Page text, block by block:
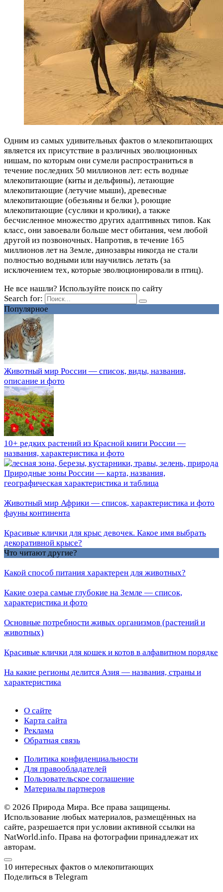
Одним из самых удивительных фактов о млекопитающих
является их присутствие в различных эволюционных
нишам, по которым они сумели распространиться в
течение последних 50 миллионов лет: есть водные
млекопитающие (киты и дельфины), летающие
млекопитающие (летучие мыши), древесные
млекопитающие (обезьяны и белки ), роющие
млекопитающие (суслики и кролики), а также
бесчисленное множество других адаптивных типов. Как
класс, они завоевали больше мест обитания, чем любой
другой из позвоночных. Напротив, в течение 165
миллионов лет на Земле, динозавры никогда не стали
полностью водными или научились летать (за
исключением тех, которые эволюционировали в птиц).
Не все нашли? Используйте поиск по сайту
Search for:
Популярное
Животный мир России — список, виды, названия,
описание и фото
10+ редких растений из Красной книги России —
названия, характеристика и фото
Природные зоны России — карта, названия,
географическая характеристика и таблица
Животный мир Африки — список, характеристика и фото
фауны континента
Красивые клички для крыс девочек. Какое имя выбрать
декоративной крысе?
Что читают другие?
Какой способ питания характерен для животных?
Какие озера самые глубокие на Земле — список,
характеристика и фото
Основные потребности живых организмов (растений и
животных)
Красивые клички для кошек и котов в алфавитном порядке
На какие регионы делится Азия — названия, страны и
характеристика
О сайте
Карта сайта
Реклама
Обратная связь
Политика конфиденциальности
Для правообладателей
Пользовательское соглашение
Материалы партнеров
© 2026 Природа Мира. Все права защищены.
Использование любых материалов, размещённых на
сайте, разрешается при условии активной ссылки на
NatWorld.info. Права на фотографии принадлежат их
авторам.
10 интересных фактов о млекопитающих
Поделиться в Telegram